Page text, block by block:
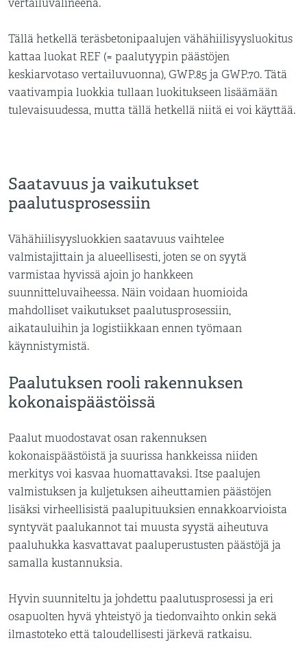
vertailuvälineenä.
Tällä hetkellä teräsbetonipaalujen vähähiilisyysluokitus
kattaa luokat REF (= paalutyypin päästöjen
keskiarvotaso vertailuvuonna), GWP.85 ja GWP.70. Tätä
vaativampia luokkia tullaan luokitukseen lisäämään
tulevaisuudessa, mutta tällä hetkellä niitä ei voi käyttää.
Saatavuus ja vaikutukset
paalutusprosessiin
Vähähiilisyysluokkien saatavuus vaihtelee
valmistajittain ja alueellisesti, joten se on syytä
varmistaa hyvissä ajoin jo hankkeen
suunnitteluvaiheessa. Näin voidaan huomioida
mahdolliset vaikutukset paalutusprosessiin,
aikatauluihin ja logistiikkaan ennen työmaan
käynnistymistä.
Paalutuksen rooli rakennuksen
kokonaispäästöissä
Paalut muodostavat osan rakennuksen
kokonaispäästöistä ja suurissa hankkeissa niiden
merkitys voi kasvaa huomattavaksi. Itse paalujen
valmistuksen ja kuljetuksen aiheuttamien päästöjen
lisäksi virheellisistä paalupituuksien ennakkoarvioista
syntyvät paalukannot tai muusta syystä aiheutuva
paaluhukka kasvattavat paaluperustusten päästöjä ja
samalla kustannuksia.
Hyvin suunniteltu ja johdettu paalutusprosessi ja eri
osapuolten hyvä yhteistyö ja tiedonvaihto onkin sekä
ilmastoteko että taloudellisesti järkevä ratkaisu.